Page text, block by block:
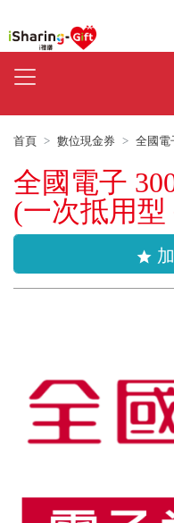
首頁 數位現金券 全國電
全國電子
(一次抵用
star